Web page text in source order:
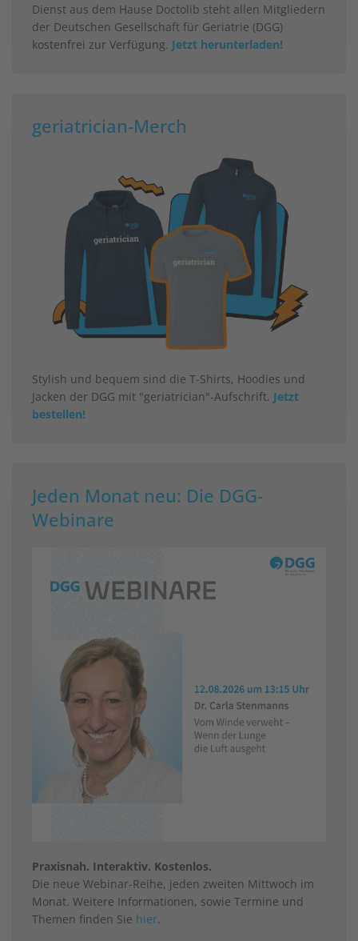
Dienst aus dem Hause Doctolib steht allen Mitgliedern
der Deutschen Gesellschaft für Geriatrie (DGG)
kostenfrei zur Verfügung. Jetzt herunterladen!
geriatrician-Merch
Stylish und bequem sind die T-Shirts, Hoodies und
Jacken der DGG mit "geriatrician"-Aufschrift. Jetzt
bestellen!
Jeden Monat neu: Die DGG-
Webinare
Praxisnah. Interaktiv. Kostenlos.
Die neue Webinar-Reihe, jeden zweiten Mittwoch im
Monat. Weitere Informationen, sowie Termine und
Themen finden Sie hier.